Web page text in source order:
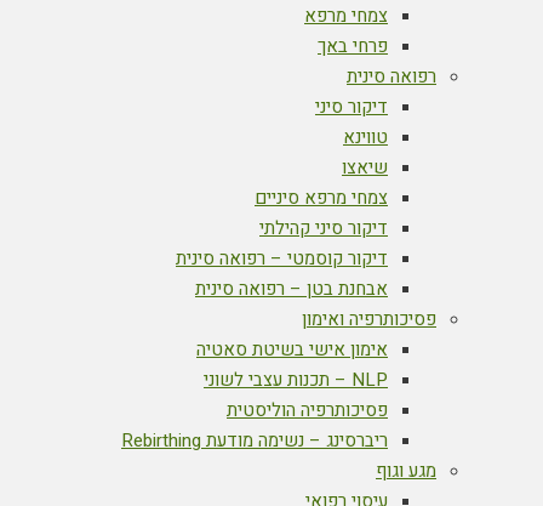
צמחי מרפא
פרחי באך
רפואה סינית
דיקור סיני
טווינא
שיאצו
צמחי מרפא סיניים
דיקור סיני קהילתי
דיקור קוסמטי – רפואה סינית
אבחנת בטן – רפואה סינית
פסיכותרפיה ואימון
אימון אישי בשיטת סאטיה
NLP – תכנות עצבי לשוני
פסיכותרפיה הוליסטית
ריברסינג – נשימה מודעת Rebirthing
מגע וגוף